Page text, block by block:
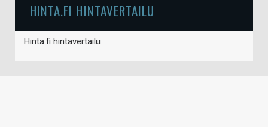
HINTA.FI HINTAVERTAILU
Hinta.fi hintavertailu